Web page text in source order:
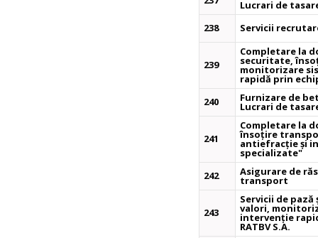
Lucrari de
238
Servicii
239
Completare la
securitate,
monitorizare
rapidă prin
240
Furnizare de
Lucrari de
241
Completare la
însoțire
antiefracție și
specializate"
242
Asigurare de
transport
243
Servicii de
valori,
intervenție
RATBV S.A.